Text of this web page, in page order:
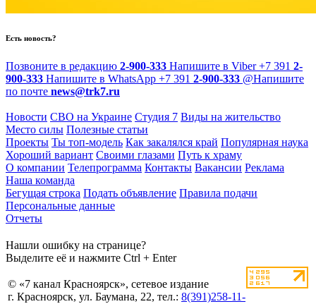
Есть новость?
Позвоните в редакцию 2-900-333 Напишите в Viber +7 391 2-
900-333 Напишите в WhatsApp +7 391 2-900-333 @Напишите
по почте news@trk7.ru
Новости СВО на Украине Студия 7 Виды на жительство
Место силы Полезные статьи
Проекты Ты топ-модель Как закалялся край Популярная наука
Хороший вариант Своими глазами Путь к храму
О компании Телепрограмма Контакты Вакансии Реклама
Наша команда
Бегущая строка Подать объявление Правила подачи
Персональные данные
Отчеты
Нашли ошибку на странице?
Выделите её и нажмите Ctrl + Enter
© «7 канал Красноярск», сетевое издание
г. Красноярск, ул. Баумана, 22, тел.: 8(391)258-11-